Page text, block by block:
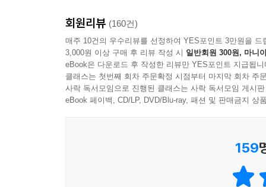
회원리뷰 (160건)
매주 10건의 우수리뷰를 선정하여 YES포인트 3만원을 드
3,000원 이상 구매 후 리뷰 작성 시 일반회원 300원, 마니
eBook은 다운로드 후 작성한 리뷰만 YES포인트 지급됩니
클래스는 첫번째 회차 주문확정 시점부터 마지막 회차 주
사락 독서모임으로 진행된 클래스는 사락 독서모임 게시
eBook 페이백, CD/LP, DVD/Blu-ray, 패션 및 판매금지 상
159